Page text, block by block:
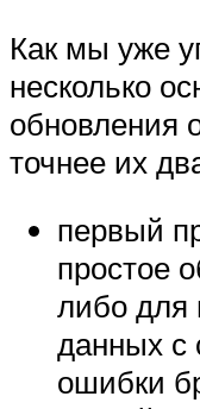
Как мы уже
несколько
обновления
точнее их
первый
простое
либо для
данных с
ошибки